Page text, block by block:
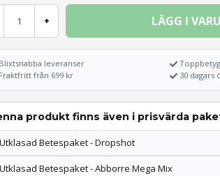
+ LÄGG I
Blixtsnabba leveranser
Fraktfritt från 699 kr
30 dagars
produkt finns även i prisvärda
Utklasad Betespaket - Dropshot
Utklasad Betespaket - Abborre Mega Mix